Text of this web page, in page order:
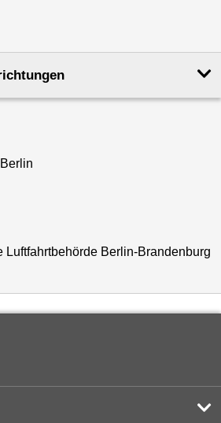
Luftfahrtbehörde Berlin-Brandenburg